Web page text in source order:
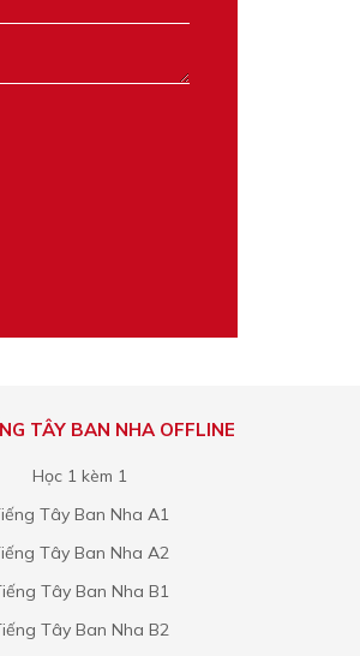
TÂY BAN NHA OFFLINE
Học 1 kèm 1
Tây Ban Nha A1
Tây Ban Nha A2
Tây Ban Nha B1
Tây Ban Nha B2